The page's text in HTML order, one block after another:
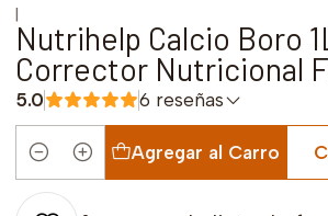
|
Nutrihelp Calcio Boro
Corrector Nutricional
5.0 6 reseñas
Cantidad
Agregar al Carro